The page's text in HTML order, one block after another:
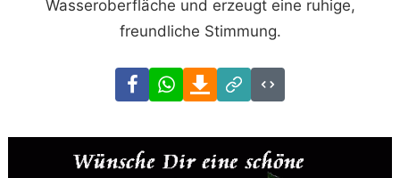
Wasseroberfläche und erzeugt eine ruhige,
freundliche Stimmung.
FacebookWhatsAppDownload
Link
Code